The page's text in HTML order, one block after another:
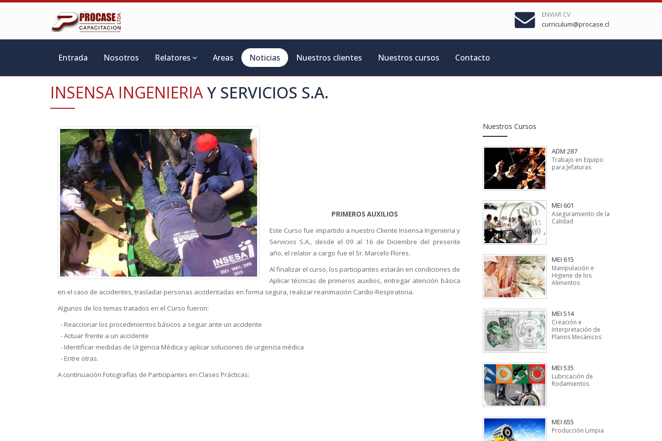
ENVIAR CV
curriculum@procase.cl
Entrada Nosotros Relatores Areas Noticias Nuestros clientes Nuestros cursos Contacto
INSENSA INGENIERIAY SERVICIOS S.A.
PRIMEROS AUXILIOS
Este Curso fue impartido a nuestro Cliente Insensa Ingenieria y
Servicios S.A., desde el 09 al 16 de Diciembre del presente
año, el relator a cargo fue el Sr. Marcelo Flores.
Al finalizar el curso, los participantes estarán en condiciones de
Aplicar técnicas de primeros auxilios, entregar atención básica
en el caso de accidentes, trasladar personas accidentadas en forma segura, realizar reanimación Cardio-Respiratoria.
Algunos de los temas tratados en el Curso fueron:
- Reaccionar los procedimientos básicos a seguir ante un accidente
- Actuar frente a un accidente
- Identificar medidas de Urgencia Médica y aplicar soluciones de urgencia médica
- Entre otras.
A continuación Fotografías de Participantes en Clases Prácticas:
Nuestros Cursos
ADM 287
Trabajo en Equipo
para Jefaturas
MEI 601
Aseguramiento de la
Calidad
MEI 615
Manipulación e
Higiene de los
Alimentos
MEI 514
Creación e
Interpretación de
Planos Mecánicos
MEI 535
Lubricación de
Rodamientos
MEI 655
Producción Limpia